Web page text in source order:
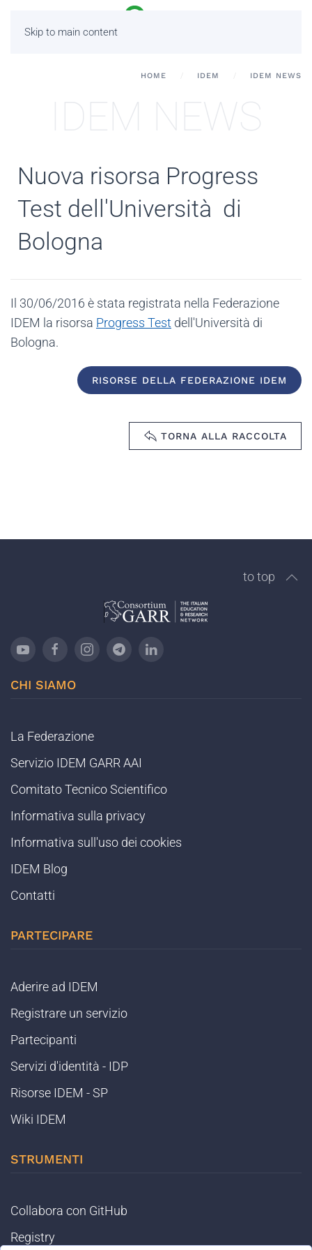
Skip to main content
HOME IDEM IDEM NEWS
IDEM NEWS
Nuova risorsa Progress
Test dell'Università di
Bologna
Il 30/06/2016 è stata registrata nella Federazione
IDEM la risorsa Progress Test dell'Università di
Bologna.
RISORSE DELLA FEDERAZIONE IDEM
TORNA ALLA RACCOLTA
to top
CHI SIAMO
La Federazione
Servizio IDEM GARR AAI
Comitato Tecnico Scientifico
Informativa sulla privacy
Informativa sull'uso dei cookies
IDEM Blog
Contatti
PARTECIPARE
Aderire ad IDEM
Registrare un servizio
Partecipanti
Servizi d'identità - IDP
Risorse IDEM - SP
Wiki IDEM
STRUMENTI
Collabora con GitHub
Registry